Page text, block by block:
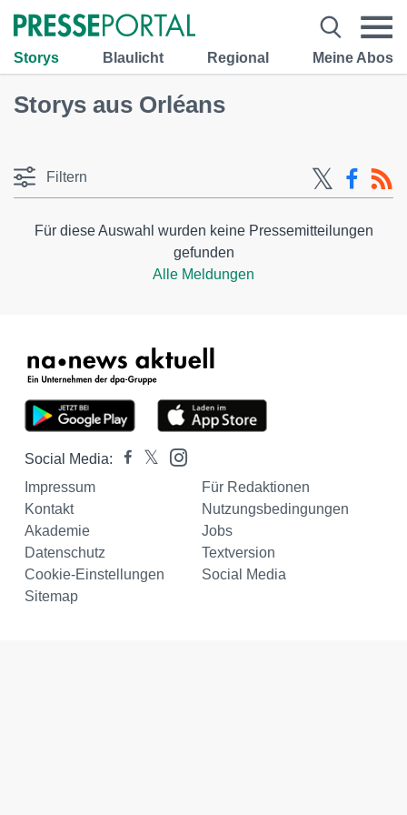
Storys Blaulicht Regional Meine Abos
Storys aus Orléans
Filtern
Für diese Auswahl wurden keine Pressemitteilungen
gefunden
Alle Meldungen
Social Media:
Impressum
Für Redaktionen
Kontakt
Nutzungsbedingungen
Akademie
Jobs
Datenschutz
Textversion
Cookie-Einstellungen
Social Media
Sitemap